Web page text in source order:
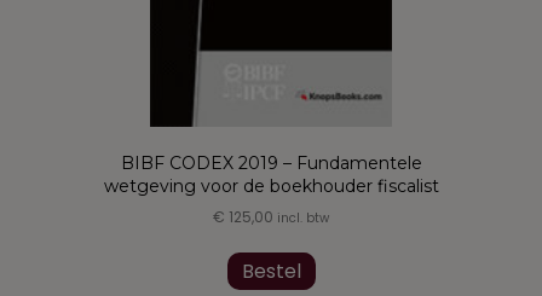
BIBF CODEX 2019 – Fundamentele
wetgeving voor de boekhouder fiscalist
€ 125,00 incl. btw
Bestel product